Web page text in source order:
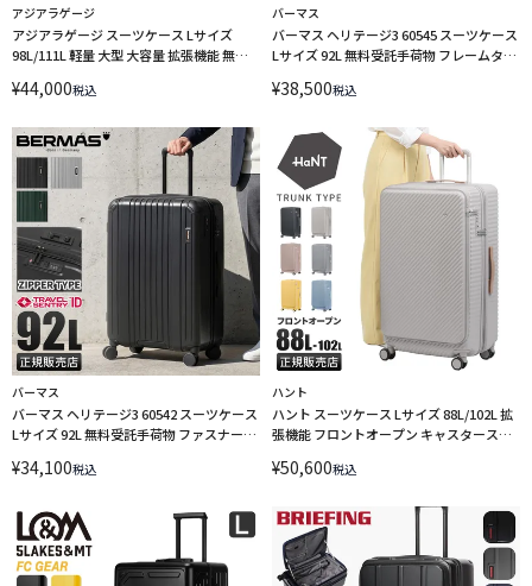
アジアラゲージ
アジアラゲージ スーツケース Lサイズ
98L/111L 軽量 大型 大容量 拡張機能 無料
輪 双輪 A.L.I Asia Luggage デカかる
¥44,000税込
バーマス
バーマス ヘリテージ3 60545 スーツケース
Lサイズ 92L 無料受託手荷物 フレームタイ
¥38,500税込
バーマス
バーマス ヘリテージ3 60542 スーツケース
Lサイズ 92L 無料受託手荷物 ファスナータ
¥34,100税込
ハント
ハント スーツケース Lサイズ 88L/102L 拡
張機能 フロントオープン キャスタースト
HaNT KOKONT 05517
¥50,600税込